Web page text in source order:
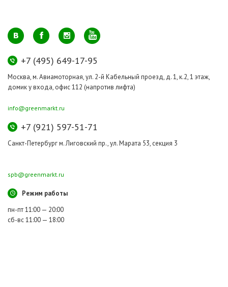
+7 (495) 649-17-95
Москва, м. Авиамоторная, ул. 2-й Кабельный проезд, д. 1, к.2, 1 этаж,
домик у входа, офис 112 (напротив лифта)
info@greenmarkt.ru
+7 (921) 597-51-71
Санкт-Петербург м. Лиговский пр., ул. Марата 53, секция 3
spb@greenmarkt.ru
Режим работы
пн-пт 11:00 — 20:00
сб-вс 11:00 — 18:00